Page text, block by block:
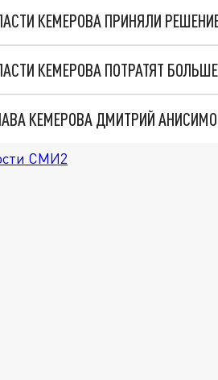
КЕМЕРОВА ПРИНЯЛИ
КЕМЕРОВА ПОТРАТЯТ
СМИ2